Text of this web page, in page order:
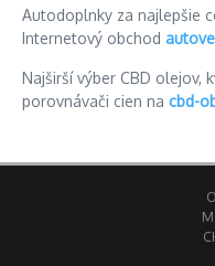
Autodoplnky za najlepšie
Internetový obchod
Najširší výber CBD olejov,
porovnávači cien na cbd-